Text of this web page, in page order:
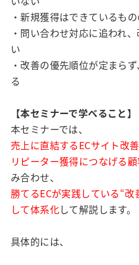
・新規獲得はできているも
・問い合わせ対応に追われ
い
・改善の優先順位が定まら
る
【本セミナーで学べること】
本セミナーでは、
売上に直結するECサイト改
リピーター獲得につなげる
み合わせ、
勝てるECが実践している“
して体系化して解説します。
具体的には、